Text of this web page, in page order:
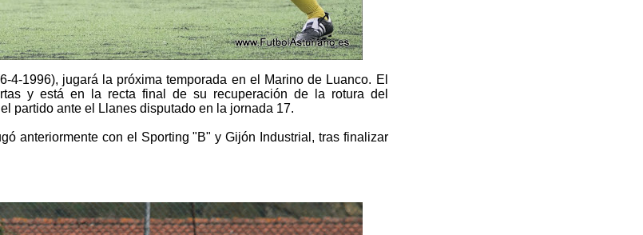
4-1996), jugará la próxima temporada en el Marino de Luanco. El
y está en la recta final de su recuperación de la rotura del
partido ante el Llanes disputado en la jornada 17.
anteriormente con el Sporting "B" y Gijón Industrial, tras finalizar